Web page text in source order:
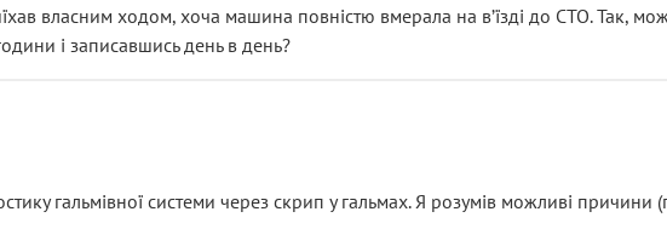
власним ходом, хоча машина повністю вмерала на вʼїзді до СТО. Так,
і записавшись день в день?
гальмівної системи через скрип у гальмах. Я розумів можливі причини